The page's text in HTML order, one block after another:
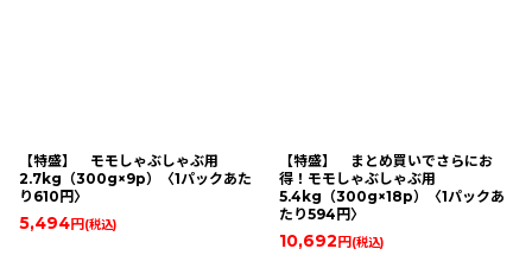
【特盛】 モモしゃぶしゃぶ用
2.7kg（300g×9p）〈1パックあた
り610円〉
5,494円 (税込)
【特盛】 まとめ買いでさらにお
得！モモしゃぶしゃぶ用
5.4kg（300g×18p）〈1パックあ
たり594円〉
10,692 円 (税込)